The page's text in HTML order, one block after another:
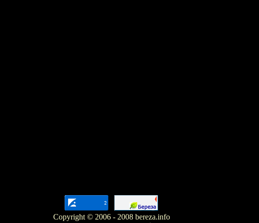
Copyright © 2006 - 2008 bereza.info